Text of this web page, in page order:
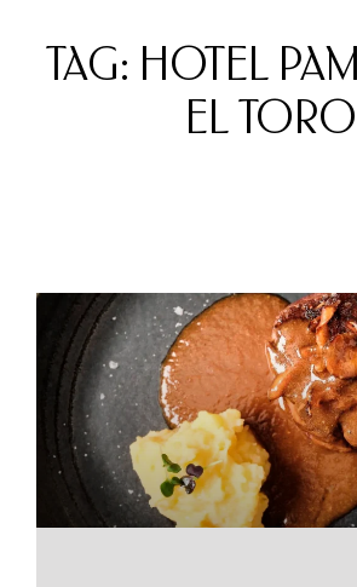
TAG: HOTEL
EL TORO